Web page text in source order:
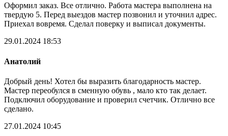
Оформил заказ. Все отлично. Работа мастера выполнена на
твердую 5. Перед выездов мастер позвонил и уточнил адрес.
Приехал вовремя. Сделал поверку и выписал документы.
29.01.2024 18:53
Анатолий
Добрый день! Хотел бы выразить благодарность мастер.
Мастер переобулся в сменную обувь , мало кто так делает.
Подключил оборудование и проверил счетчик. Отлично все
сделано.
27.01.2024 10:45